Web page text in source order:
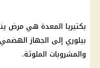
بكتيريا المعدة هي مرض
بيلوري إلى الجهاز
والمشروبات الملوثة.